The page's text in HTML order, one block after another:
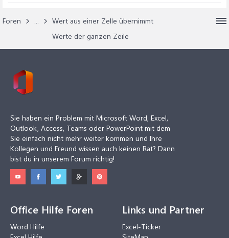
Foren ...
Wert aus einer Zelle übernimmt
Werte der ganzen Zeile
Sie haben ein Problem mit Microsoft Word, Excel,
Outlook, Access, Teams oder PowerPoint mit dem
Sie einfach nicht mehr weiter kommen und Ihre
Kollegen und Freund wissen auch keinen Rat? Dann
bist du in unserem Forum richtig!
Office Hilfe Foren
Word Hilfe
Links und Partner
Excel-Ticker